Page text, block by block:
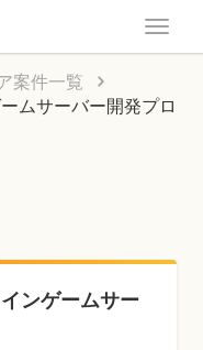
Toggle
案件一覧
ムサーバー開発プロ
ンゲームサー